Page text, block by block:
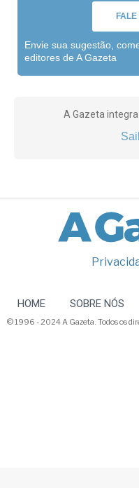
Envie sua sugestão,
editores de A Gazeta
A Gazeta integra
HOME SOBRE NÓS
© 1996 - 2024 A Gazeta. Todos os